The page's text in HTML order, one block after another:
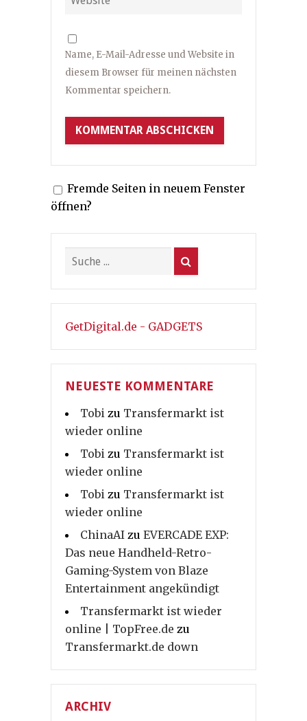
Name, E-Mail-Adresse und Website in
diesem Browser für meinen nächsten
Kommentar speichern.
Fremde Seiten in neuem Fenster
öffnen?
GetDigital.de - GADGETS
NEUESTE KOMMENTARE
Tobi zu Transfermarkt ist
wieder online
Tobi zu Transfermarkt ist
wieder online
Tobi zu Transfermarkt ist
wieder online
ChinaAI zu EVERCADE EXP:
Das neue Handheld-Retro-
Gaming-System von Blaze
Entertainment angekündigt
Transfermarkt ist wieder
online | TopFree.de zu
Transfermarkt.de down
ARCHIV